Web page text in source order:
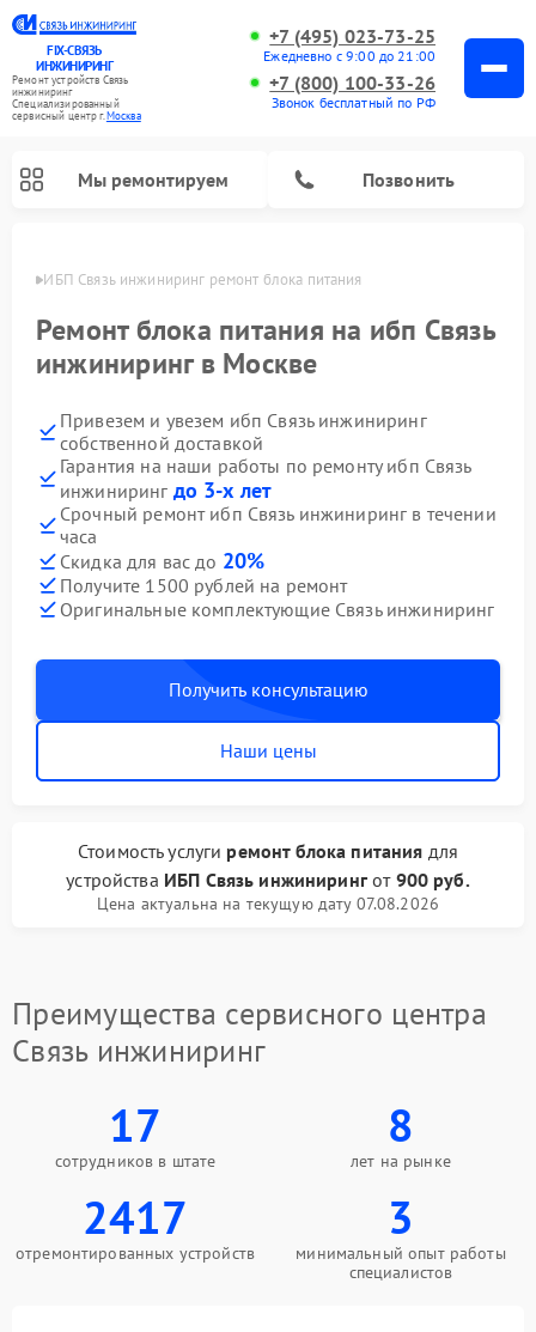
FIX-СВЯЗЬ
ИНЖИНИРИНГ
Ремонт устройств Связь
инжиниринг
Специализированный
cервисный центр г.Москва
+7 (495) 023-73-25
Ежедневно с 9:00 до 21:00
+7 (800) 100-33-26
Звонок бесплатный по РФ
Мы ремонтируем Позвонить
ИБП Связь инжиниринг ремонт блока питания
Ремонт блока питания на ибп Связь
инжиниринг в Москве
Привезем и увезем ибп Связь инжиниринг
собственной доставкой
Гарантия на наши работы по ремонту ибп Связь
инжиниринг до 3-х лет
Срочный ремонт ибп Связь инжиниринг в течении
часа
Скидка для вас до 20%
Получите 1500 рублей на ремонт
Оригинальные комплектующие Связь инжиниринг
Получить консультацию
Наши цены
Стоимость услуги ремонт блока питания для
устройства ИБП Связь инжинирингот 900 руб.
Цена актуальна на текущую дату 07.08.2026
Преимущества сервисного центра
Связь инжиниринг
17
сотрудников в штате
8
лет на рынке
2417
отремонтированных устройств
3
минимальный опыт работы
специалистов